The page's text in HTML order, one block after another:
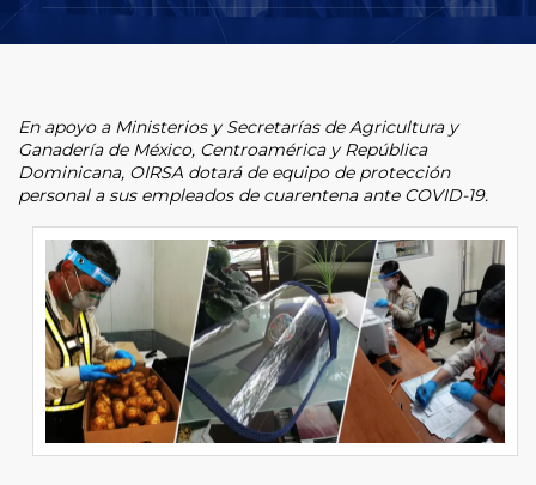
En apoyo a Ministerios y Secretarías de Agricultura y
Ganadería de México, Centroamérica y República
Dominicana, OIRSA dotará de equipo de protección
personal a sus empleados de cuarentena ante COVID-19.